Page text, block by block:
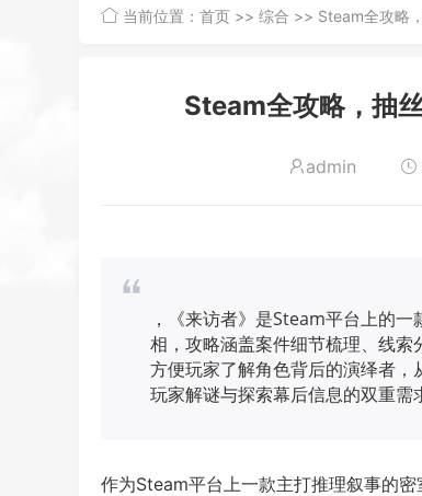
当前位置： 首页 >> 综合 >> Steam全攻略
Steam全攻略，抽
admin
，《来访者》是Steam平台上的
相，攻略涵盖案件细节梳理、线索
方便玩家了解角色背后的演绎者
玩家解谜与探索幕后信息的双重需
作为Steam平台上一款主打推理叙事的